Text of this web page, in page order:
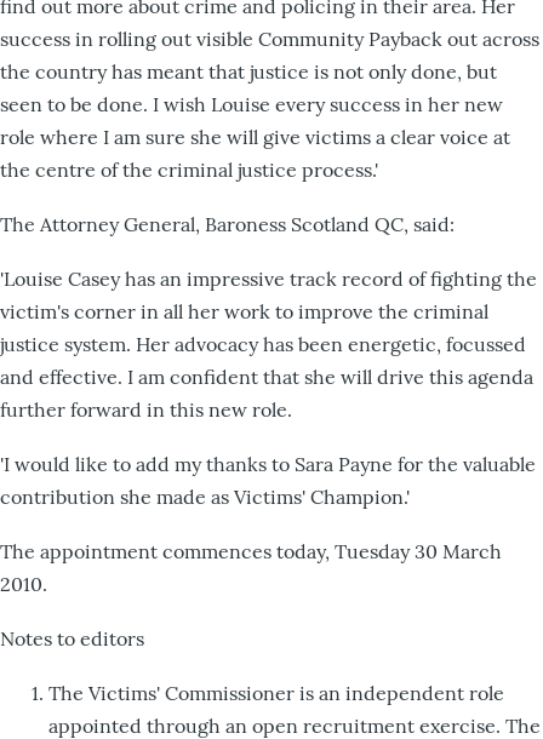
find out more about crime and policing in their area. Her
success in rolling out visible Community Payback out across
the country has meant that justice is not only done, but
seen to be done. I wish Louise every success in her new
role where I am sure she will give victims a clear voice at
the centre of the criminal justice process.'
The Attorney General, Baroness Scotland QC, said:
'Louise Casey has an impressive track record of fighting the
victim's corner in all her work to improve the criminal
justice system. Her advocacy has been energetic, focussed
and effective. I am confident that she will drive this agenda
further forward in this new role.
'I would like to add my thanks to Sara Payne for the valuable
contribution she made as Victims' Champion.'
The appointment commences today, Tuesday 30 March
2010.
Notes to editors
The Victims' Commissioner is an independent role
appointed through an open recruitment exercise. The